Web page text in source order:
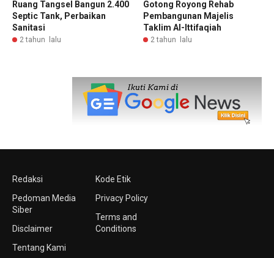
Ruang Tangsel Bangun 2.400
Septic Tank, Perbaikan
Sanitasi
2 tahun lalu
Gotong Royong Rehab
Pembangunan Majelis
Taklim Al-Ittifaqiah
2 tahun lalu
Redaksi
Pedoman Media
Siber
Disclaimer
Tentang Kami
Kode Etik
Privacy Policy
Terms and
Conditions